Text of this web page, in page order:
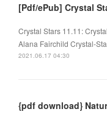
[Pdf/ePub] Crystal
Crystal Stars 11.11:
Alana Fairchild Crystal-
2021.06.17 04:30